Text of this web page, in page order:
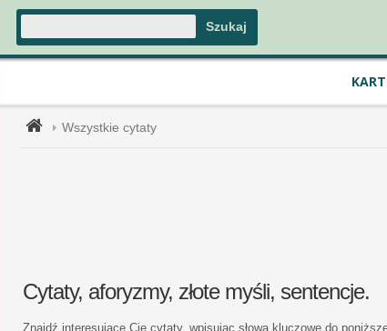
Wszystkie cytaty
Cytaty, aforyzmy, złote myśli, sentencje.
Znajdź interesujące Cię cytaty, wpisując słowa kluczowe do